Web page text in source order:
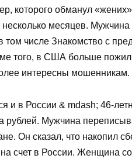
которого обманул
месяцев. Мужчина
том числе Знакомство с
того, в США больше
интересны мошенникам.
и в России & mdash; 46-
рублей. Мужчина
Он сказал, что накопил
счет в России. Женщина